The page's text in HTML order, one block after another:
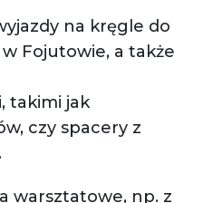
na kręgle do
Fojutowie, a także
takimi jak
czy spacery z
warsztatowe, np. z